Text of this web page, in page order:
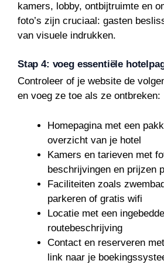
kamers, lobby, ontbijtruimte en
foto’s zijn cruciaal: gasten
van visuele indrukken.
Stap 4: voeg essentiële
Controleer of je website de
en voeg ze toe als ze ontbreken:
Homepagina met een
overzicht van je hotel
Kamers en tarieven met
beschrijvingen en prijzen
Faciliteiten zoals
parkeren of gratis wifi
Locatie met een
routebeschrijving
Contact en reserveren
link naar je